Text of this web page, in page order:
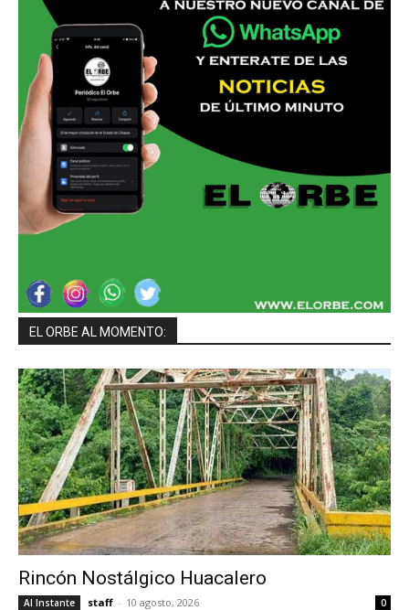
EL ORBE AL MOMENTO:
Rincón Nostálgico Huacalero
Al Instante staff - 10 agosto, 2026 0